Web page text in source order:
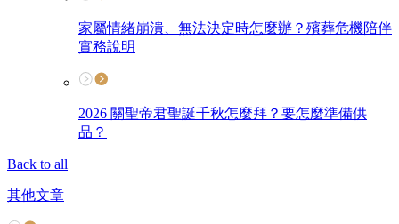
家屬情緒崩潰、無法決定時怎麼辦？殯葬危機陪伴
實務說明
2026 關聖帝君聖誕千秋怎麼拜？要怎麼準備供
品？
Back to all
其他文章